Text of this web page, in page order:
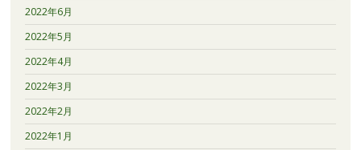
2022年6月
2022年5月
2022年4月
2022年3月
2022年2月
2022年1月